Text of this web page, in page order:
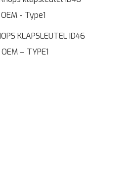
KLAPSLEUTEL ID46
– TYPE1